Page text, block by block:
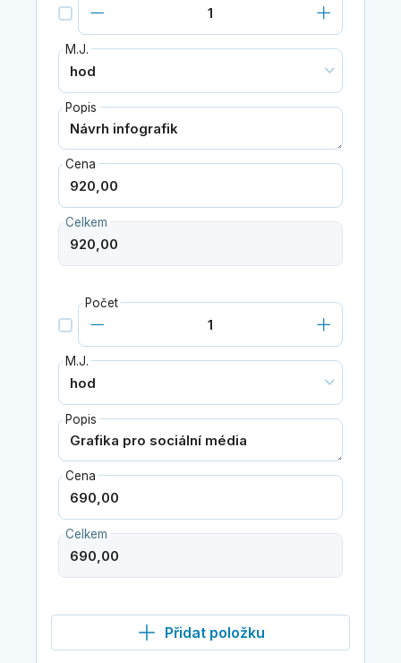
M.J.
Popis
Cena
Celkem
Počet
M.J.
Popis
Cena
Celkem
Přidat položku